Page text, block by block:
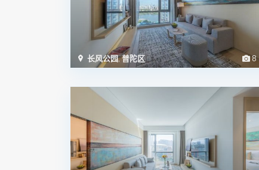
8
长风公园,普陀区